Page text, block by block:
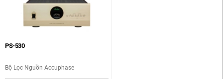
PS-530
Bộ Lọc Nguồn Accuphase